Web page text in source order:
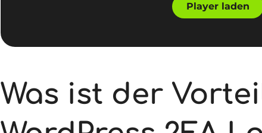
Player laden
Was ist der